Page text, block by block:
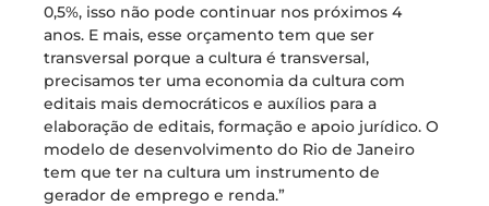
0,5%, isso não pode continuar nos próximos 4
anos. E mais, esse orçamento tem que ser
transversal porque a cultura é transversal,
precisamos ter uma economia da cultura com
editais mais democráticos e auxílios para a
elaboração de editais, formação e apoio jurídico. O
modelo de desenvolvimento do Rio de Janeiro
tem que ter na cultura um instrumento de
gerador de emprego e renda.”